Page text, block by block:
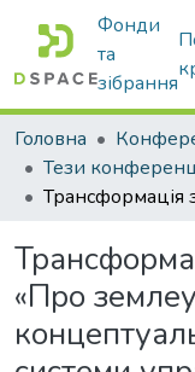
Фонди
та
зібрання
Головна
Тези
«Про